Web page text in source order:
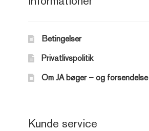
Betingelser
Privatlivspolitik
Om JA bøger – og forsendelse
Kunde service